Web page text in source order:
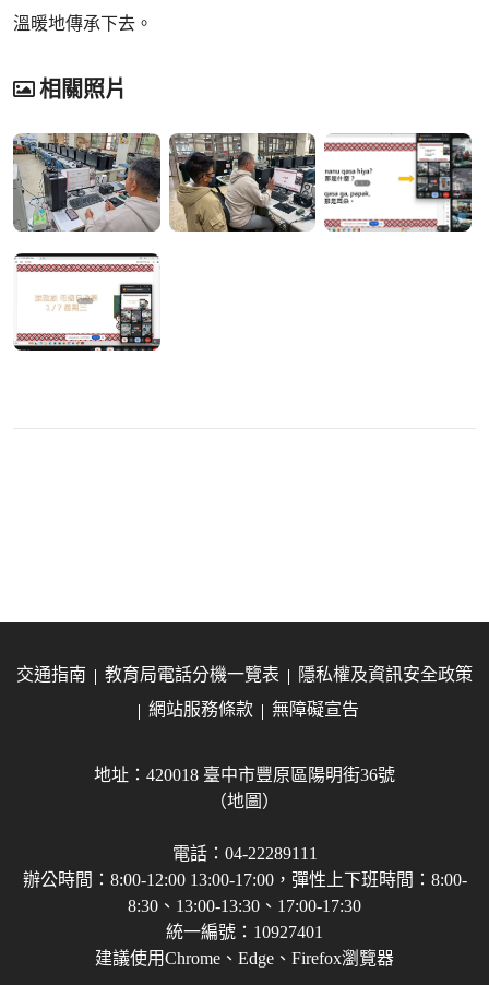
溫暖地傳承下去。
相關照片
交通指南 教育局電話分機一覽表
隱私權及資訊安全政策
網站服務條款
無障礙宣告
地址：420018 臺中市豐原區陽明街36號
（地圖）
電話：04-22289111
辦公時間：8:00-12:00 13:00-17:00，彈性上下班時間：8:00-
8:30、13:00-13:30、17:00-17:30
統一編號：10927401
建議使用Chrome、Edge、Firefox瀏覽器